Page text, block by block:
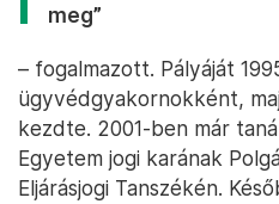
meg”
– fogalmazott. Pályáját
ügyvédgyakornokként,
kezdte. 2001-ben már
Egyetem jogi karának
Eljárásjogi Tanszékén.